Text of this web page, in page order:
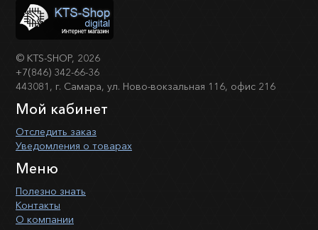
© KTS-SHOP, 2026
+7(846) 342-66-36
443081, г. Самара, ул. Ново-вокзальная 116, офис 216
Мой кабинет
Отследить заказ
Уведомления о товарах
Меню
Полезно знать
Контакты
О компании